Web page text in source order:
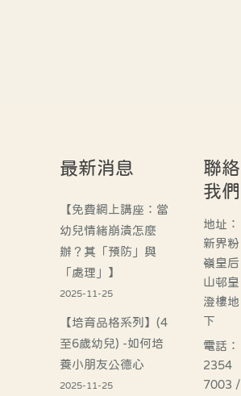
最新消息
【免費網上講座：當
幼兒情緒崩潰怎麼
辦？其「預防」與
「處理」】
2025-11-25
【培育品格系列】(4
至6歲幼兒) -如何培
養小朋友公德心
2025-11-25
聯絡
我們
地址：
新界粉
嶺皇后
山邨皇
澄樓地
下
電話：
2354
7003 /